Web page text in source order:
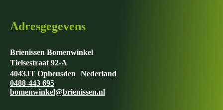
Adresgegevens
Brienissen Bomenwinkel
Tielsestraat 92-A
4043JT Opheusden Nederland
0488-443 695
bomenwinkel@brienissen.nl